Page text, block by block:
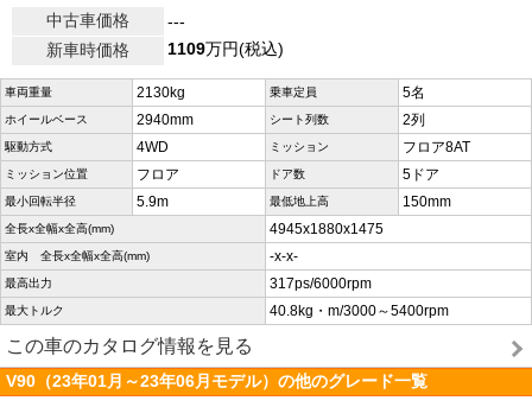
中古車価格
---
新車時価格
1109万円(税込)
車両重量 2130kg 乗車定員 5名
ホイールベース 2940mm シート列数 2列
駆動方式 4WD ミッション フロア8AT
ミッション位置 フロア ドア数 5ドア
最小回転半径 5.9m 最低地上高 150mm
全長x全幅x全高(mm) 4945x1880x1475
室内 全長x全幅x全高(mm) -x-x-
最高出力 317ps/6000rpm
最大トルク 40.8kg・m/3000～5400rpm
この車のカタログ情報を見る
V90（23年01月～23年06月モデル）の他のグレード一覧